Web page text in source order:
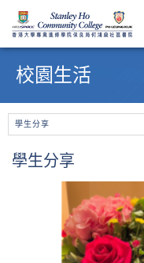
始
校園生活
學生分享
學生分享